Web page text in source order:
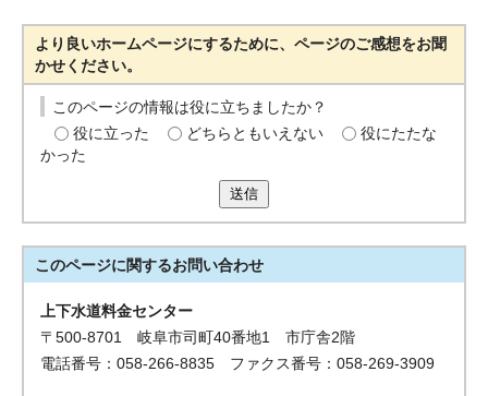
より良いホームページにするために、ページのご感想をお聞
かせください。
このページの情報は役に立ちましたか？
役に立った
どちらともいえない
役にたたな
かった
送信
このページに関するお問い合わせ
上下水道料金センター
〒500-8701 岐阜市司町40番地1 市庁舎2階
電話番号：058-266-8835 ファクス番号：058-269-3909